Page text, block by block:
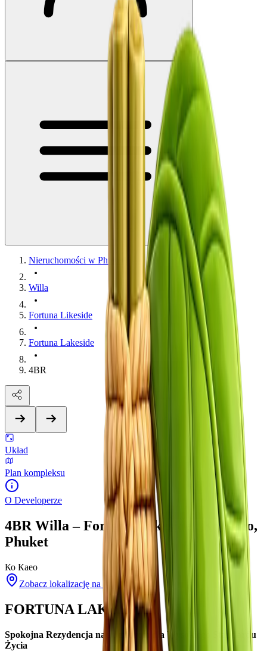
Nieruchomości w Phuket
Willa
Fortuna Likeside
Fortuna Lakeside
4BR
Układ
Plan kompleksu
O Developerze
4BR Willa – Fortuna Lakeside , Ко Кaео,
Phuket
Ко Кaео
Zobacz lokalizację na mapie
FORTUNA LAKESIDE
Spokojna Rezydencja nad Jeziorem dla Wysokiego Standardu
Życia